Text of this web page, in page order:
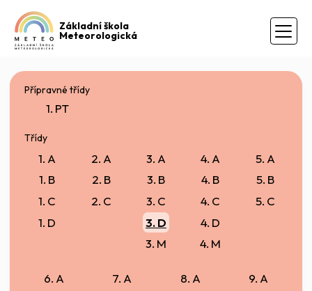
Základní škola
Meteorologická
Přípravné třídy
1. PT
Třídy
1. A
1. B
1. C
1. D
2. A
2. B
2. C
3. A
3. B
3. C
3. D
3. M
4. A
4. B
4. C
4. D
4. M
5. A
5. B
5. C
6. A
7. A
8. A
9. A